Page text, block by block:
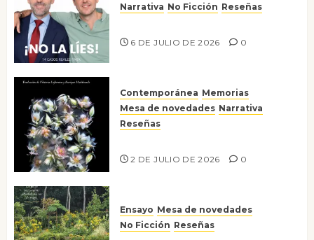
Narrativa No Ficción Reseñas
6 DE JULIO DE 2026 0
Contemporánea Memorias
Mesa de novedades Narrativa
Reseñas
2 DE JULIO DE 2026 0
Ensayo Mesa de novedades
No Ficción Reseñas